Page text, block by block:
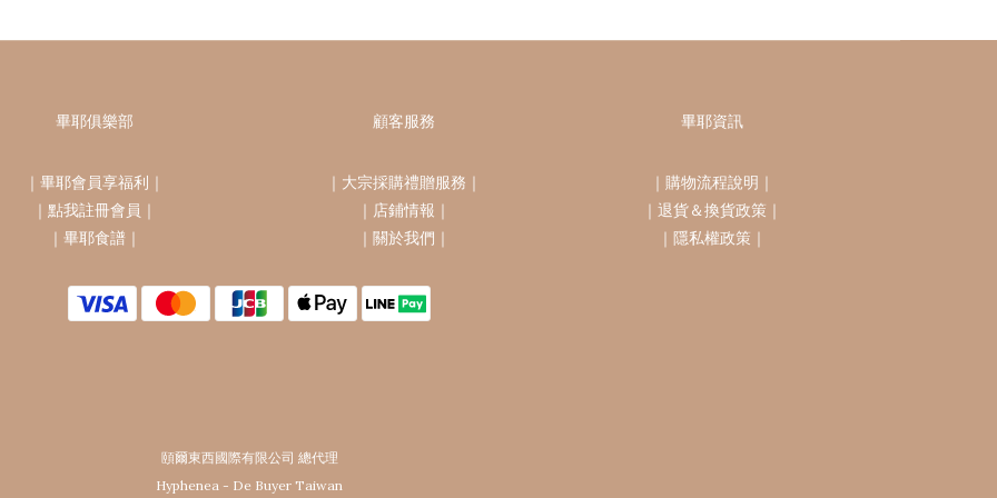
畢耶俱樂部
｜畢耶會員享福利 ｜
｜點我註冊會員 ｜
｜畢耶食譜 ｜
顧客服務
｜ 大宗採購禮贈服務 ｜
｜ 店鋪情報 ｜
｜ 關於我們 ｜
畢耶資訊
｜購物流程說明 ｜
｜退貨＆換貨政策 ｜
｜隱私權政策 ｜
頤爾東西國際有限公司 總代理
Hyphenea - De Buyer Taiwan